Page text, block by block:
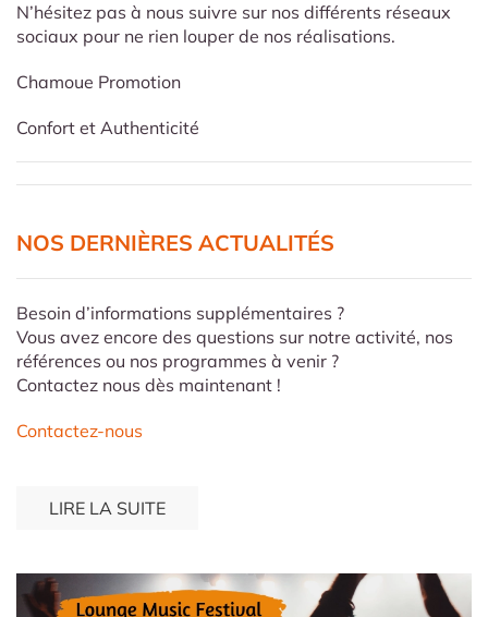
N’hésitez pas à nous suivre sur nos différents réseaux
sociaux pour ne rien louper de nos réalisations.
Chamoue Promotion
Confort et Authenticité
NOS DERNIÈRES ACTUALITÉS
Besoin d’informations supplémentaires ?
Vous avez encore des questions sur notre activité, nos
références ou nos programmes à venir ?
Contactez nous dès maintenant !
Contactez-nous
LIRE LA SUITE